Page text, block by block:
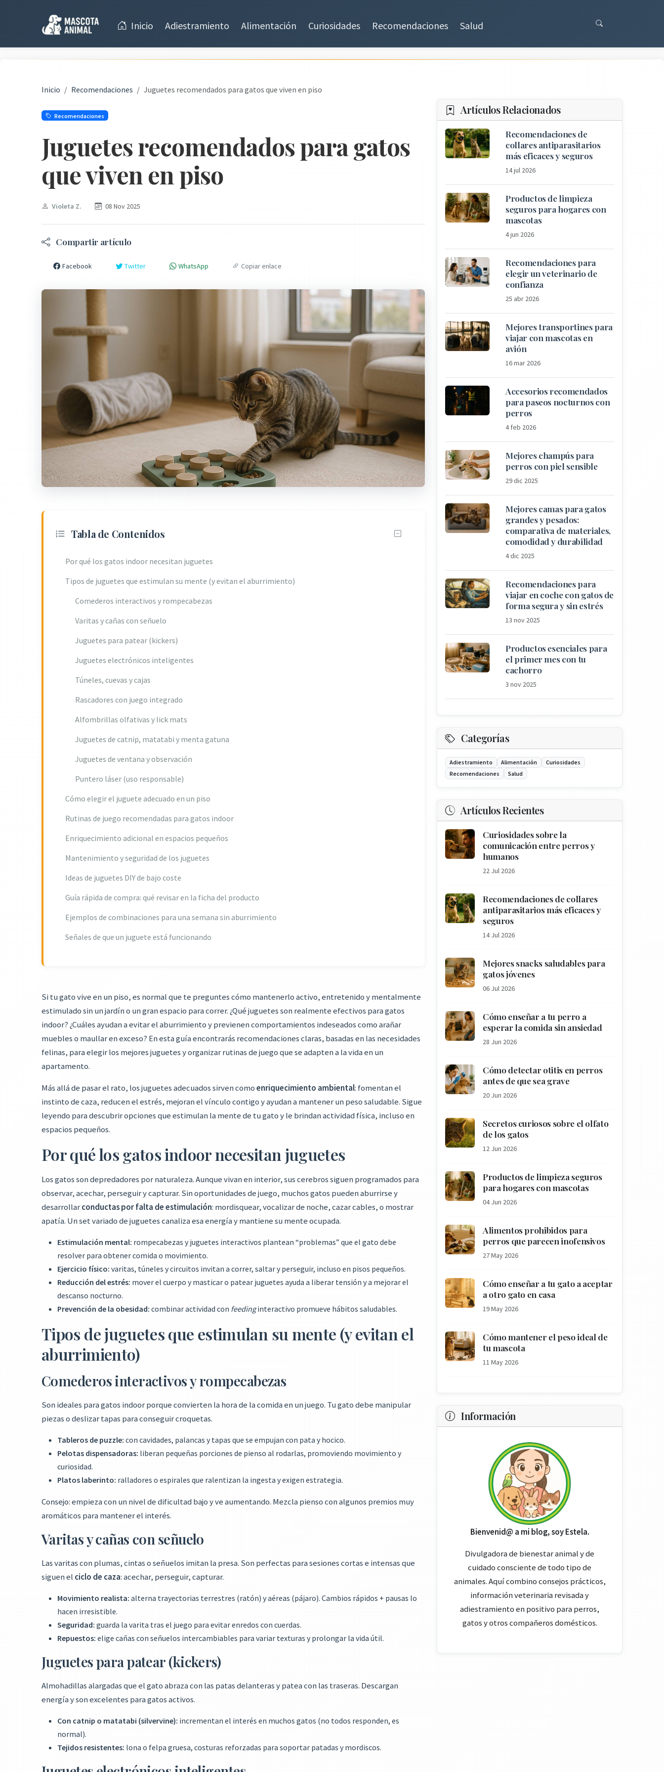
Inicio Adiestramiento Alimentación Curiosidades Recomendaciones Salud
Inicio Recomendaciones Juguetes recomendados para gatos que viven en piso
Recomendaciones
Juguetes recomendados para gatos
que viven en piso
Violeta Z. 08 Nov 2025
Compartir artículo
Facebook Twitter WhatsApp Copiar enlace
Tabla de Contenidos
Por qué los gatos indoor necesitan juguetes
Tipos de juguetes que estimulan su mente (y evitan el aburrimiento)
Comederos interactivos y rompecabezas
Varitas y cañas con señuelo
Juguetes para patear (kickers)
Juguetes electrónicos inteligentes
Túneles, cuevas y cajas
Rascadores con juego integrado
Alfombrillas olfativas y lick mats
Juguetes de catnip, matatabi y menta gatuna
Juguetes de ventana y observación
Puntero láser (uso responsable)
Cómo elegir el juguete adecuado en un piso
Rutinas de juego recomendadas para gatos indoor
Enriquecimiento adicional en espacios pequeños
Mantenimiento y seguridad de los juguetes
Ideas de juguetes DIY de bajo coste
Guía rápida de compra: qué revisar en la ficha del producto
Ejemplos de combinaciones para una semana sin aburrimiento
Señales de que un juguete está funcionando
Si tu gato vive en un piso, es normal que te preguntes cómo mantenerlo activo, entretenido y mentalmente
estimulado sin un jardín o un gran espacio para correr. ¿Qué juguetes son realmente efectivos para gatos
indoor? ¿Cuáles ayudan a evitar el aburrimiento y previenen comportamientos indeseados como arañar
muebles o maullar en exceso? En esta guía encontrarás recomendaciones claras, basadas en las necesidades
felinas, para elegir los mejores juguetes y organizar rutinas de juego que se adapten a la vida en un
apartamento.
Más allá de pasar el rato, los juguetes adecuados sirven comoenriquecimiento ambiental: fomentan el
instinto de caza, reducen el estrés, mejoran el vínculo contigo y ayudan a mantener un peso saludable. Sigue
leyendo para descubrir opciones que estimulan la mente de tu gato y le brindan actividad física, incluso en
espacios pequeños.
Por qué los gatos indoor necesitan juguetes
Los gatos son depredadores por naturaleza. Aunque vivan en interior, sus cerebros siguen programados para
observar, acechar, perseguir y capturar. Sin oportunidades de juego, muchos gatos pueden aburrirse y
desarrollarconductas por falta de estimulación: mordisquear, vocalizar de noche, cazar cables, o mostrar
apatía. Un set variado de juguetes canaliza esa energía y mantiene su mente ocupada.
Estimulación mental: rompecabezas y juguetes interactivos plantean “problemas” que el gato debe
resolver para obtener comida o movimiento.
Ejercicio físico: varitas, túneles y circuitos invitan a correr, saltar y perseguir, incluso en pisos pequeños.
Reducción del estrés: mover el cuerpo y masticar o patear juguetes ayuda a liberar tensión y a mejorar el
descanso nocturno.
Prevención de la obesidad: combinar actividad con feedinginteractivo promueve hábitos saludables.
Tipos de juguetes que estimulan su mente (y evitan el
aburrimiento)
Comederos interactivos y rompecabezas
Son ideales para gatos indoor porque convierten la hora de la comida en un juego. Tu gato debe manipular
piezas o deslizar tapas para conseguir croquetas.
Tableros de puzzle: con cavidades, palancas y tapas que se empujan con pata y hocico.
Pelotas dispensadoras: liberan pequeñas porciones de pienso al rodarlas, promoviendo movimiento y
curiosidad.
Platos laberinto: ralladores o espirales que ralentizan la ingesta y exigen estrategia.
Consejo: empieza con un nivel de dificultad bajo y ve aumentando. Mezcla pienso con algunos premios muy
aromáticos para mantener el interés.
Varitas y cañas con señuelo
Las varitas con plumas, cintas o señuelos imitan la presa. Son perfectas para sesiones cortas e intensas que
siguen el ciclo de caza: acechar, perseguir, capturar.
Movimiento realista: alterna trayectorias terrestres (ratón) y aéreas (pájaro). Cambios rápidos + pausas lo
hacen irresistible.
Seguridad: guarda la varita tras el juego para evitar enredos con cuerdas.
Repuestos: elige cañas con señuelos intercambiables para variar texturas y prolongar la vida útil.
Juguetes para patear (kickers)
Almohadillas alargadas que el gato abraza con las patas delanteras y patea con las traseras. Descargan
energía y son excelentes para gatos activos.
Con catnip o matatabi (silvervine): incrementan el interés en muchos gatos (no todos responden, es
normal).
Tejidos resistentes: lona o felpa gruesa, costuras reforzadas para soportar patadas y mordiscos.
Artículos Relacionados
Recomendaciones de
collares antiparasitarios
más eficaces y seguros
14 jul 2026
Productos de limpieza
seguros para hogares con
mascotas
4 jun 2026
Recomendaciones para
elegir un veterinario de
confianza
25 abr 2026
Mejores transportines para
viajar con mascotas en
avión
16 mar 2026
Accesorios recomendados
para paseos nocturnos con
perros
4 feb 2026
Mejores champús para
perros con piel sensible
29 dic 2025
Mejores camas para gatos
grandes y pesados:
comparativa de materiales,
comodidad y durabilidad
4 dic 2025
Recomendaciones para
viajar en coche con gatos de
forma segura y sin estrés
13 nov 2025
Productos esenciales para
el primer mes con tu
cachorro
3 nov 2025
Categorías
Adiestramiento Alimentación
Curiosidades
Recomendaciones
Salud
Artículos Recientes
Curiosidades sobre la
comunicación entre perros y
humanos
22 Jul 2026
Recomendaciones de collares
antiparasitarios más eficaces y
seguros
14 Jul 2026
Mejores snacks saludables para
gatos jóvenes
06 Jul 2026
Cómo enseñar a tu perro a
esperar la comida sin ansiedad
28 Jun 2026
Cómo detectar otitis en perros
antes de que sea grave
20 Jun 2026
Secretos curiosos sobre el olfato
de los gatos
12 Jun 2026
Productos de limpieza seguros
para hogares con mascotas
04 Jun 2026
Alimentos prohibidos para
perros que parecen inofensivos
27 May 2026
Cómo enseñar a tu gato a aceptar
a otro gato en casa
19 May 2026
Cómo mantener el peso ideal de
tu mascota
11 May 2026
Información
Bienvenid@ a mi blog, soy Estela.
Divulgadora de bienestar animal y de
cuidado consciente de todo tipo de
animales. Aquí combino consejos prácticos,
información veterinaria revisada y
adiestramiento en positivo para perros,
gatos y otros compañeros domésticos.